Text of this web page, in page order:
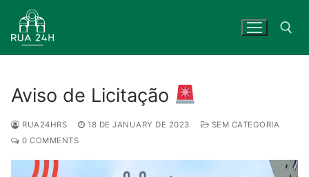
content
Search for:
Aviso de Licitação
RUA24HRS 18 DE JANUARY DE 2023
SEM CATEGORIA
0 COMMENTS